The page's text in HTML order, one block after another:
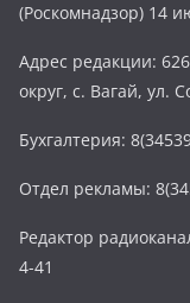
(Роскомнадзор) 14
Адрес редакции:
округ, с. Вагай, ул.
Бухгалтерия:
Отдел рекламы:
Редактор
4-41